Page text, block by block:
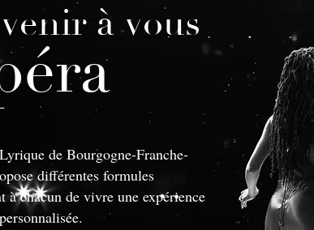
à vous
de Bourgogne-Franche-
différentes formules
à chacun de vivre une expérience